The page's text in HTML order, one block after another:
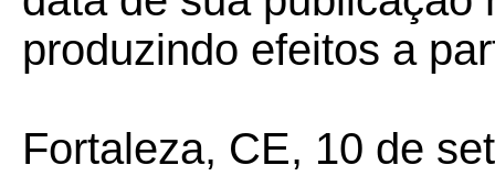
produzindo efeitos a
Fortaleza, CE, 10 de